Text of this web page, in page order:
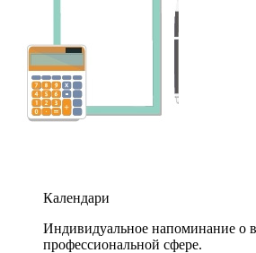
Календари
Индивидуальное напоминание о
профессиональной сфере.